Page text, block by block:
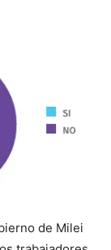
de Milei